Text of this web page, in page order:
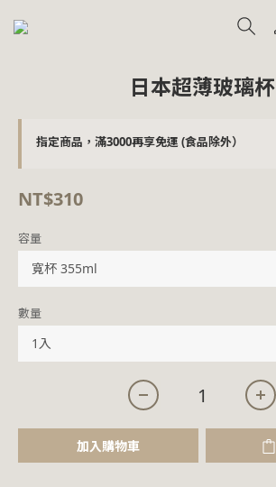
日本超薄玻璃杯
指定商品，滿3000再享免運 (食品除外）
NT$310
容量
數量
加入購物車